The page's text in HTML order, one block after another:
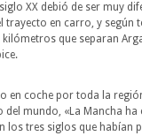
XX debió de ser muy
en carro, y según
que separan
en coche por toda la
del mundo, «La Mancha
tres siglos que habían